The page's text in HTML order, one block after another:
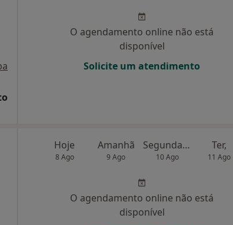
O agendamento online não está
disponível
Solicite um atendimento
Hoje
8 Ago
Amanhã
9 Ago
Segunda-feira
10 Ago
Ter,
11 Ago
O agendamento online não está
disponível